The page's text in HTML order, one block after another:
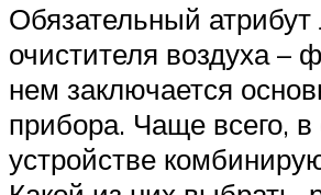
Обязательный атрибут
очистителя воздуха –
нем заключается
прибора. Чаще всего,
устройстве